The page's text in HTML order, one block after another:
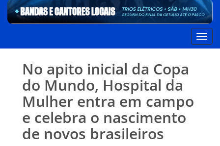
No apito inicial da Copa
do Mundo, Hospital da
Mulher entra em campo
e celebra o nascimento
de novos brasileiros